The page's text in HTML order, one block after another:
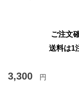
ご注文
送料は1
3,300 円